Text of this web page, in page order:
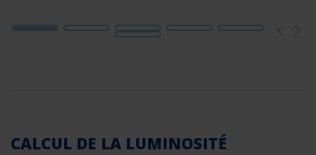
CALCUL DE LA LUMINOSITÉ